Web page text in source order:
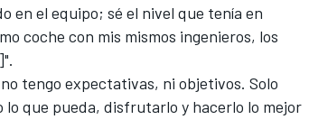
en el equipo; sé el nivel que tenía en
coche con mis mismos ingenieros, los
tengo expectativas, ni objetivos. Solo
que pueda, disfrutarlo y hacerlo lo mejor